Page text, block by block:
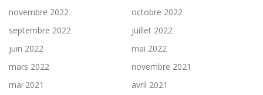
novembre 2022
octobre 2022
septembre 2022
juillet 2022
juin 2022
mai 2022
mars 2022
novembre 2021
mai 2021
avril 2021